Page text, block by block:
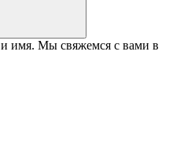
имя. Мы свяжемся с вами в